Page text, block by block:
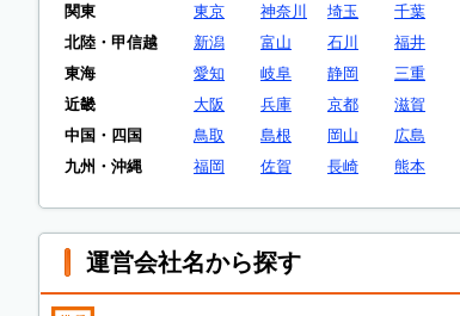
関東
東京 神奈川 埼玉 千葉
北陸・甲信越
新潟 富山 石川 福井
東海
愛知 岐阜 静岡
三重
近畿
大阪 兵庫 京都 滋賀
中国・四国
鳥取 島根 岡山 広島
九州・沖縄
福岡 佐賀 長崎 熊本
運営会社名から探す